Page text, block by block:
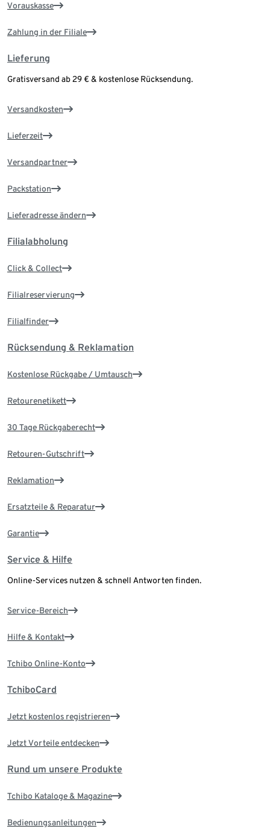
Vorauskasse
Zahlung in der Filiale
Lieferung
Gratisversand ab 29 € & kostenlose Rücksendung.
Versandkosten
Lieferzeit
Versandpartner
Packstation
Lieferadresse ändern
Filialabholung
Click & Collect
Filialreservierung
Filialfinder
Rücksendung & Reklamation
Kostenlose Rückgabe / Umtausch
Retourenetikett
30 Tage Rückgaberecht
Retouren-Gutschrift
Reklamation
Ersatzteile & Reparatur
Garantie
Service & Hilfe
Online-Services nutzen & schnell Antworten finden.
Service-Bereich
Hilfe & Kontakt
Tchibo Online-Konto
TchiboCard
Jetzt kostenlos registrieren
Jetzt Vorteile entdecken
Rund um unsere Produkte
Tchibo Kataloge & Magazine
Bedienungsanleitungen